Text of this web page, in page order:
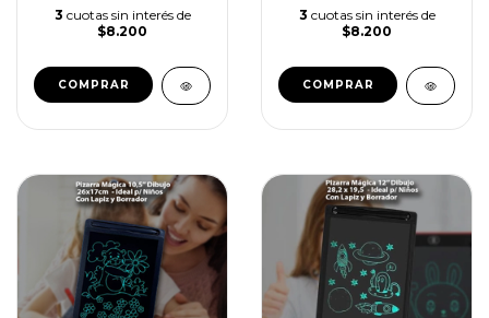
3 cuotas sin interés de
$8.200
3 cuotas sin interés de
$8.200